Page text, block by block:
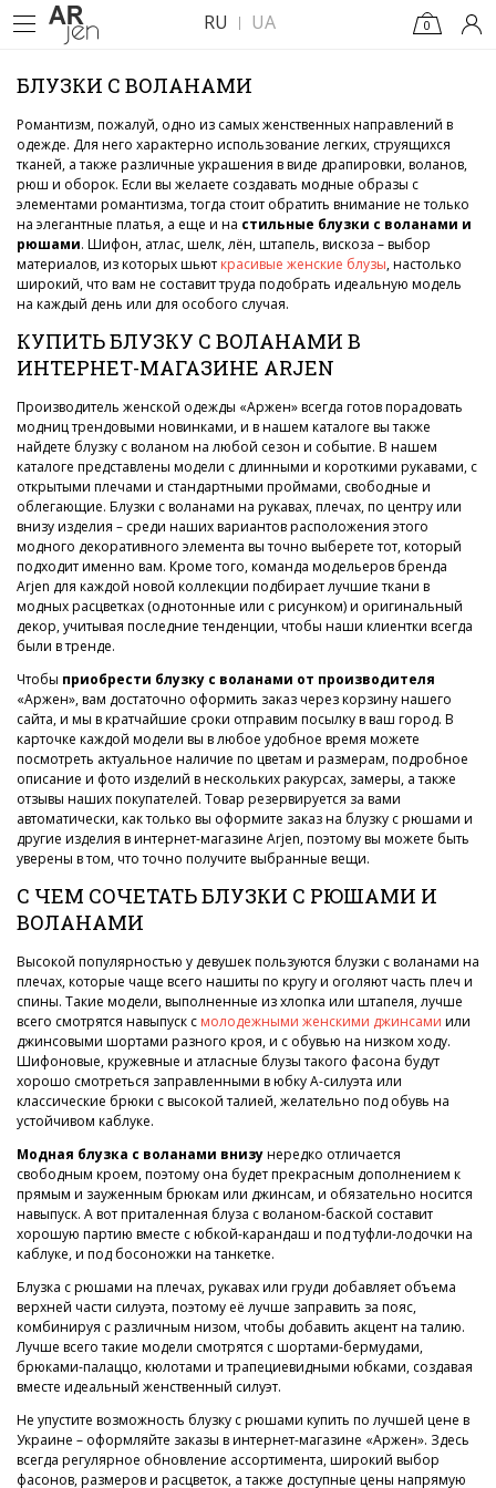
RU UA 0
БЛУЗКИ С ВОЛАНАМИ
Романтизм, пожалуй, одно из самых женственных направлений в
одежде. Для него характерно использование легких, струящихся
тканей, а также различные украшения в виде драпировки, воланов,
рюш и оборок. Если вы желаете создавать модные образы с
элементами романтизма, тогда стоит обратить внимание не только
на элегантные платья, а еще и на стильные блузки с воланами и
рюшами. Шифон, атлас, шелк, лён, штапель, вискоза – выбор
материалов, из которых шьют красивые женские блузы, настолько
широкий, что вам не составит труда подобрать идеальную модель
на каждый день или для особого случая.
КУПИТЬ БЛУЗКУ С ВОЛАНАМИ В
ИНТЕРНЕТ-МАГАЗИНЕ ARJEN
Производитель женской одежды «Аржен» всегда готов порадовать
модниц трендовыми новинками, и в нашем каталоге вы также
найдете блузку с воланом на любой сезон и событие. В нашем
каталоге представлены модели с длинными и короткими рукавами, с
открытыми плечами и стандартными проймами, свободные и
облегающие. Блузки с воланами на рукавах, плечах, по центру или
внизу изделия – среди наших вариантов расположения этого
модного декоративного элемента вы точно выберете тот, который
подходит именно вам. Кроме того, команда модельеров бренда
Arjen для каждой новой коллекции подбирает лучшие ткани в
модных расцветках (однотонные или с рисунком) и оригинальный
декор, учитывая последние тенденции, чтобы наши клиентки всегда
были в тренде.
Чтобы приобрести блузку с воланами от производителя
«Аржен», вам достаточно оформить заказ через корзину нашего
сайта, и мы в кратчайшие сроки отправим посылку в ваш город. В
карточке каждой модели вы в любое удобное время можете
посмотреть актуальное наличие по цветам и размерам, подробное
описание и фото изделий в нескольких ракурсах, замеры, а также
отзывы наших покупателей. Товар резервируется за вами
автоматически, как только вы оформите заказ на блузку с рюшами и
другие изделия в интернет-магазине Arjen, поэтому вы можете быть
уверены в том, что точно получите выбранные вещи.
С ЧЕМ СОЧЕТАТЬ БЛУЗКИ С РЮШАМИ И
ВОЛАНАМИ
Высокой популярностью у девушек пользуются блузки с воланами на
плечах, которые чаще всего нашиты по кругу и оголяют часть плеч и
спины. Такие модели, выполненные из хлопка или штапеля, лучше
всего смотрятся навыпуск с молодежными женскими джинсами или
джинсовыми шортами разного кроя, и с обувью на низком ходу.
Шифоновые, кружевные и атласные блузы такого фасона будут
хорошо смотреться заправленными в юбку А-силуэта или
классические брюки с высокой талией, желательно под обувь на
устойчивом каблуке.
Модная блузка с воланами внизунередко отличается
свободным кроем, поэтому она будет прекрасным дополнением к
прямым и зауженным брюкам или джинсам, и обязательно носится
навыпуск. А вот приталенная блуза с воланом-баской составит
хорошую партию вместе с юбкой-карандаш и под туфли-лодочки на
каблуке, и под босоножки на танкетке.
Блузка с рюшами на плечах, рукавах или груди добавляет объема
верхней части силуэта, поэтому её лучше заправить за пояс,
комбинируя с различным низом, чтобы добавить акцент на талию.
Лучше всего такие модели смотрятся с шортами-бермудами,
брюками-палаццо, кюлотами и трапециевидными юбками, создавая
вместе идеальный женственный силуэт.
Не упустите возможность блузку с рюшами купить по лучшей цене в
Украине – оформляйте заказы в интернет-магазине «Аржен». Здесь
всегда регулярное обновление ассортимента, широкий выбор
фасонов, размеров и расцветок, а также доступные цены напрямую